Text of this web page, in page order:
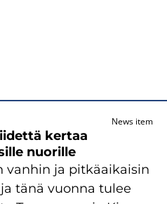
News item
kertaa
nuorille
vanhin ja pitkäaikaisin
tänä vuonna tulee